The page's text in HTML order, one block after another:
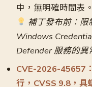
中，無明確時間表。
補丁發布前：
Windows
Defender 服務的異
CVE-2026-45657
行，CVSS 9.8，具